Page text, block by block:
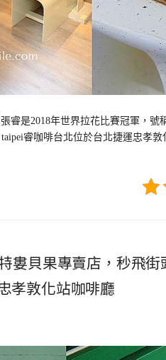
睿是2018年世界拉花比賽冠軍，號
睿咖啡台北位於台北捷運忠孝敦
特婁貝果專賣店，秒飛
孝敦化站咖啡廳